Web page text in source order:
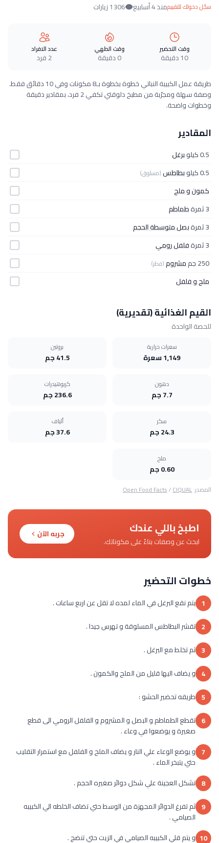
سجّل دخولك للتقييممنذ 4 أسابيع 1306 زيارات
وقت التحضير
10 دقيقة
وقت الطهي
0 دقيقة
عدد الافراد
2 فرد
طريقة عمل الكبيبة النباتي خطوة بخطوة بـ8 مكونات وفي 10 دقائق فقط.
وصفة سهلة ومجرّبة من مطبخ دلوقتي تكفي 2 فرد، بمقادير دقيقة
وخطوات واضحة.
المقادير
0.5 كيلو
برغل
0.5 كيلو
بطاطس(مسلوق)
كمون و ملح
3 ثمرة
طماطم
3 ثمرة
بصل متوسطة الحجم
3 ثمرة
فلفل رومي
250 جم
مشروم(فطر)
ملح و فلفل
القيم الغذائية (تقديرية)
للحصة الواحدة
سعرات حرارية
1,149 سعرة
بروتين
41.5 جم
دهون
7.7 جم
كربوهيدرات
236.6 جم
سكر
24.3 جم
ألياف
37.6 جم
ملح
0.60 جم
المصدر: Open Food Facts/CIQUAL
اطبخ باللي عندك
ابحث عن وصفات بناءً على مكوناتك.
جربه الآن
خطوات التحضير
1 يتم نقع البرغل في الماء لمده لا تقل عن اربع ساعات .
2 تقشر البطاطس المسلوقة و تهرس جيدا .
3 ثم تخلط مع البرغل .
4 و يضاف اليها قليل من الملح والكمون .
5 طريقه تحضير الحشو :
6 تقطع الطماطم و البصل و المشروم و الفلفل الرومي الى قطع
صغيرة و يوضعوا في وعاء .
7 و يوضع الوعاء علي النار و يضاف الملح و الفلفل مع استمرار التقليب
حتي يتبخر الماء .
8 تشكل العجينة علي شكل دوائر صغيره الحجم .
9 ثم تفرغ الدوائر المجهزة من الوسط حتي تضاف الخلطه الي الكبيبه
الصيامي .
10 و يتم قلي الكبيبه الصيامي في الزيت حتي تنضج .